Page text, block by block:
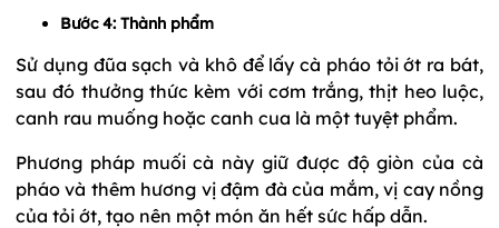
Bước 4: Thành phẩm
Sử dụng đũa sạch và khô để lấy cà pháo tỏi ớt ra bát,
sau đó thưởng thức kèm với cơm trắng, thịt heo luộc,
canh rau muống hoặc canh cua là một tuyệt phẩm.
Phương pháp muối cà này giữ được độ giòn của cà
pháo và thêm hương vị đậm đà của mắm, vị cay nồng
của tỏi ớt, tạo nên một món ăn hết sức hấp dẫn.